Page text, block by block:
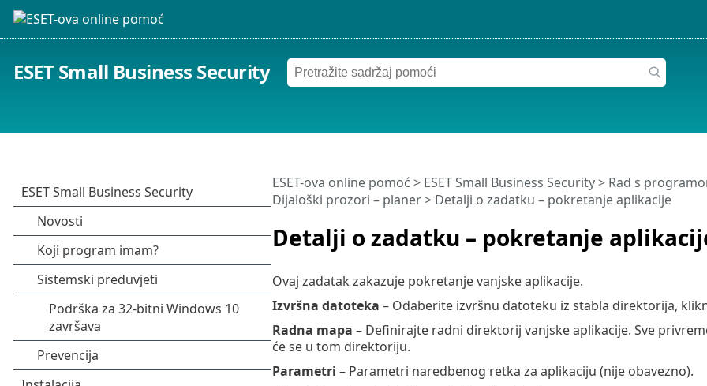
ESET Small Business Security
Detalji o zadatku – pokretanje
ESET-ova online pomoć > ESET Small Business Security> Rad s
Dijaloški prozori – planer > Detalji o zadatku – pokretanje aplikacije
Ovaj zadatak zakazuje pokretanje vanjske aplikacije.
Izvršna datoteka – Odaberite izvršnu datoteku iz stabla direktorija,
Radna mapa – Definirajte radni direktorij vanjske aplikacije. Sve
će se u tom direktoriju.
Parametri – Parametri naredbenog retka za aplikaciju (nije obavezno).